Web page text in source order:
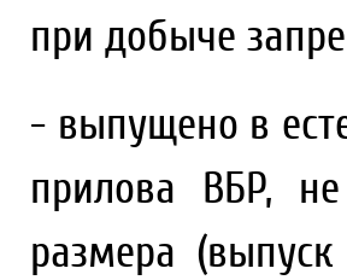
при добыче
- выпущено в
прилова ВБР,
размера